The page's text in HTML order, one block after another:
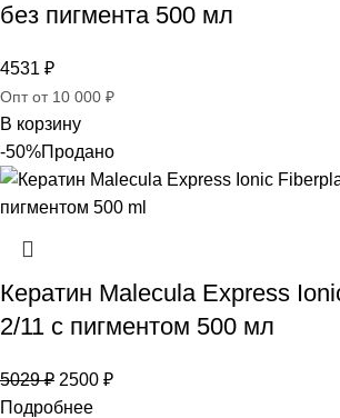
без пигмента 500 мл
4531 ₽
Опт от 10 000 ₽
В корзину
-50%Продано
Кератин Malecula Express
2/11 с пигментом 500 мл
5029₽ 2500 ₽
Подробнее